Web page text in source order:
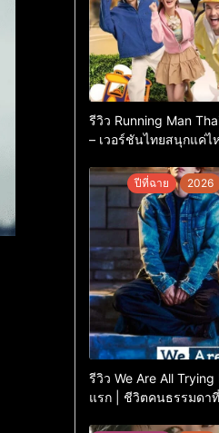
รีวิว Running Man
– เวอร์ชันไทยสนุกแค่
ปีที่ฉาย 2026
รีวิว We Are All
แรก | ชีวิตคนธรรมดา